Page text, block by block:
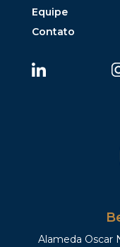
Equipe
Contato
Alameda Oscar